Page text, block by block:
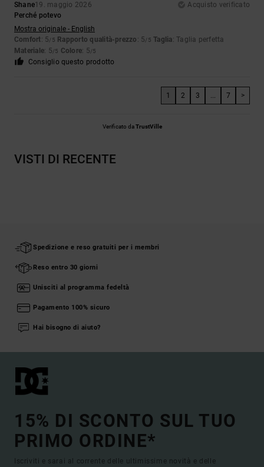
Shane19. maggio 2026
Acquisto verificato
Perché potevo
Mostra originale - English
Comfort: 5/5 Rapporto qualità-prezzo : 5/5 Taglia: Taglia perfetta
Materiale: 5/5 Colore: 5/5
Consiglio questo prodotto
1 2 3 ... 7 >
Verificato daTrustVille
VISTI DI RECENTE
Spedizione e reso gratuiti per i membri
Reso entro 30 giorni
Unisciti al programma fedeltà
Pagamento 100% sicuro
Hai bisogno di aiuto?
15% DI SCONTO SUL TUO
PRIMO ORDINE*
Iscriviti e sarai al corrente delle ultimissime novità e delle